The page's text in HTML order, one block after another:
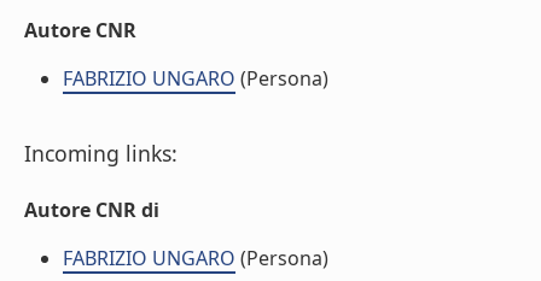
Autore CNR
FABRIZIO UNGARO (Persona)
Incoming links:
Autore CNR di
FABRIZIO UNGARO (Persona)